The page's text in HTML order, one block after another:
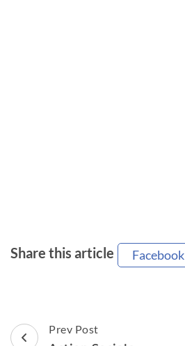
Share this article Facebook
PostPrev Post